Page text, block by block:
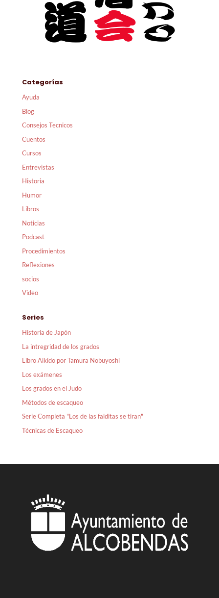
Categorías
Ayuda
Blog
Consejos Tecnicos
Cuentos
Cursos
Entrevistas
Historia
Humor
Libros
Noticias
Podcast
Procedimientos
Reflexiones
socios
Video
Series
Historia de Japón
La intregridad de los grados
Libro Aikido por Tamura Nobuyoshi
Los exámenes
Los grados en el Judo
Métodos de escaqueo
Serie Completa "Los de las falditas se tiran"
Técnicas de Escaqueo